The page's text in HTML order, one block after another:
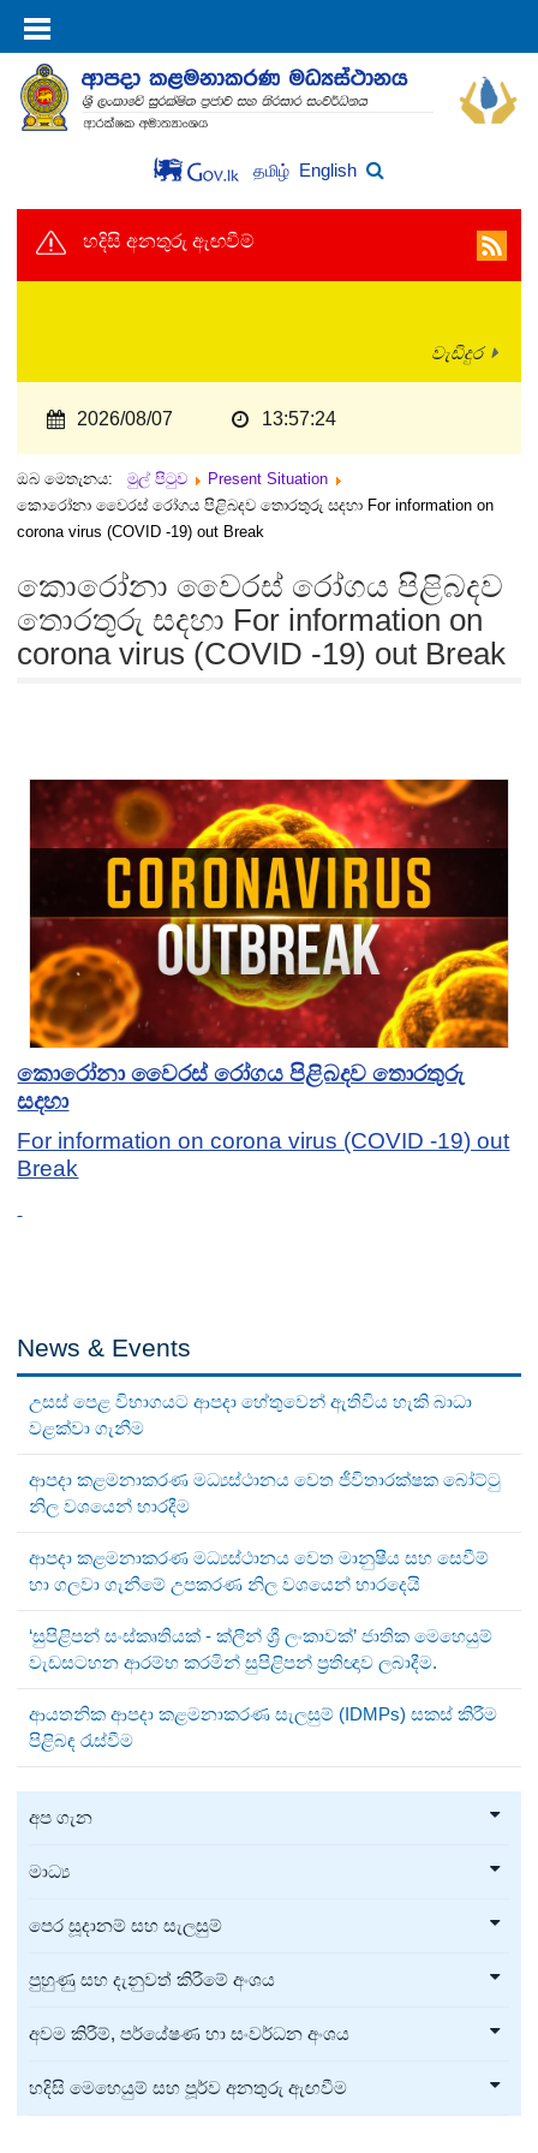
தமிழ் English
හදිසි අනතුරු ඇඟවීම්
වැඩිදුර
2026/08/07 13:57:24
ඔබ මෙතැනය: මුල් පිටුව
Present Situation
කොරෝනා වෛරස් රෝගය පිළිබදව තොරතුරු සදහා For information on
corona virus (COVID -19) out Break
කොරෝනා වෛරස් රෝගය පිළිබදව
තොරතුරු සදහා For information on
corona virus (COVID -19) out Break
කොරෝනා වෛරස් රෝගය පිළිබදව තොරතුරු
සදහා
For information on corona virus (COVID -19) out
Break
News & Events
උසස් පෙළ විභාගයට ආපදා හේතුවෙන් ඇතිවිය හැකි බාධා
වළක්වා ගැනීම
ආපදා කළමනාකරණ මධ්‍යස්ථානය වෙත ජීවිතාරක්ෂක බෝට්ටු
නිල වශයෙන් භාරදීම
ආපදා කළමනාකරණ මධ්‍යස්ථානය වෙත මානුෂීය සහ සෙවීම්
හා ගලවා ගැනීමේ උපකරණ නිල වශයෙන් භාරදෙයි
‘සුපිළිපන් සංස්කෘතියක් - ක්ලීන් ශ්‍රී ලංකාවක්’ ජාතික මෙහෙයුම්
වැඩසටහන ආරම්භ කරමින් සුපිළිපන් ප්‍රතිඥාව ලබාදීම.
ආයතනික ආපදා කළමනාකරණ සැලසුම් (IDMPs) සකස් කිරීම
පිළිබඳ රැස්වීම
අප ගැන
මාධ්‍ය
පෙර සූදානම් සහ සැලසුම්
පුහුණු සහ දැනුවත් කිරීමේ අංශය
අවම කිරීම්, පර්යේෂණ හා සංවර්ධන අංශය
හදිසි මෙහෙයුම් සහ පූර්ව අනතුරු ඇඟවීම